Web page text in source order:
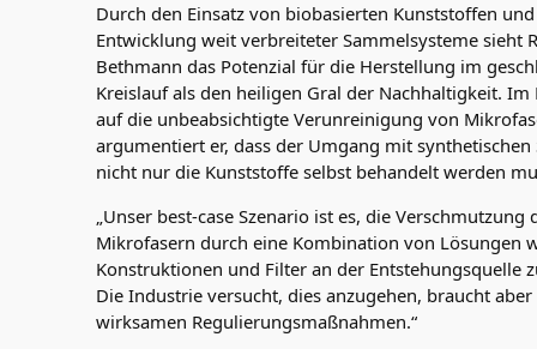
Durch den Einsatz von biobasierten Kunststoffen
Entwicklung weit verbreiteter Sammelsysteme sieht
Bethmann das Potenzial für die Herstellung im
Kreislauf als den heiligen Gral der Nachhaltigkeit. Im
auf die unbeabsichtigte Verunreinigung von
argumentiert er, dass der Umgang mit synthetischen
nicht nur die Kunststoffe selbst behandelt werden
„Unser best-case Szenario ist es, die Verschmutzung
Mikrofasern durch eine Kombination von Lösungen
Konstruktionen und Filter an der Entstehungsquelle
Die Industrie versucht, dies anzugehen, braucht
wirksamen Regulierungsmaßnahmen.“